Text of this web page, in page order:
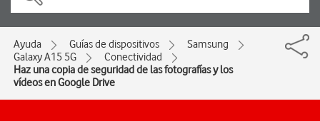
Ayuda Guías de dispositivos
Samsung
Galaxy A15 5G
Conectividad
Haz una copia de seguridad de las fotografías y los
vídeos en Google Drive